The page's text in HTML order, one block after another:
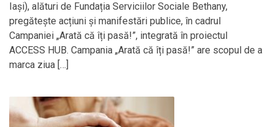
Iași), alături de Fundația Serviciilor Sociale Bethany,
pregătește acțiuni și manifestări publice, în cadrul
Campaniei „Arată că îți pasă!”, integrată în proiectul
ACCESS HUB. Campania „Arată că îți pasă!” are scopul de a
marca ziua […]